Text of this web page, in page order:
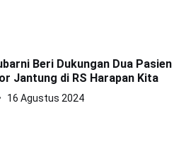
Beri Dukungan Dua Pasien
Jantung di RS Harapan Kita
16 Agustus 2024